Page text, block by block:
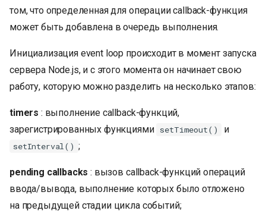
п
и
том, что определенная для операции callback-функция
может быть добавлена в очередь выполнения.
Инициализация event loop происходит в момент запуска
сервера Node.js, и с этого момента он начинает свою
работу, которую можно разделить на несколько этапов:
timers : выполнение callback-функций,
зарегистрированных функциями setTimeout() и
setInterval() ;
pending callbacks : вызов callback-функций операций
ввода/вывода, выполнение которых было отложено
на предыдущей стадии цикла событий;